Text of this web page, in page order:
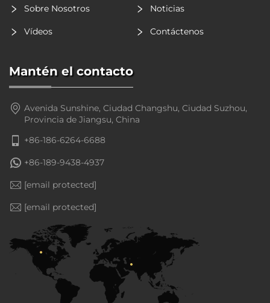
Sobre Nosotros Noticias
Vídeos Contáctenos
Mantén el contacto
Avenida Sunshine, Ciudad Changshu, Ciudad Suzhou,
Provincia de Jiangsu, China
+86-186-6264-6688
+86-189-9438-4937
[email protected]
[email protected]